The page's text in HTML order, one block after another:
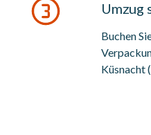
Umzug
Buchen
Küsnacht